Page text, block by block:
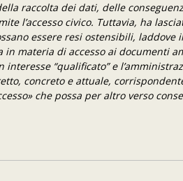
raccolta dei dati, delle
l’accesso civico. Tuttavia, ha
essere resi ostensibili,
materia di accesso ai documenti
“qualificato” e
concreto e attuale,
che possa per altro verso